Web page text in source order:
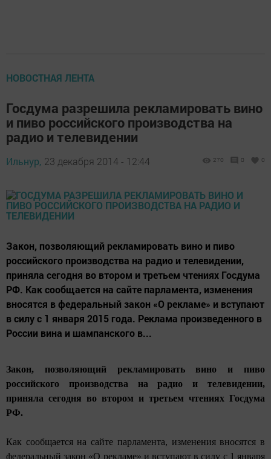
НОВОСТНАЯ ЛЕНТА
Госдума разрешила рекламировать вино
и пиво российского производства на
радио и телевидении
Ильнур, 23 декабря 2014 - 12:44 270 0 0
Закон, позволяющий рекламировать вино и пиво
российского производства на радио и телевидении,
приняла сегодня во втором и третьем чтениях Госдума
РФ. Как сообщается на сайте парламента, изменения
вносятся в федеральный закон «О рекламе» и вступают
в силу с 1 января 2015 года. Реклама произведенного в
России вина и шампанского в...
Закон, позволяющий рекламировать вино и пиво
российского производства на радио и телевидении,
приняла сегодня во втором и третьем чтениях Госдума
РФ.
Как сообщается на сайте парламента, изменения вносятся в
федеральный закон «О рекламе» и вступают в силу с 1 января